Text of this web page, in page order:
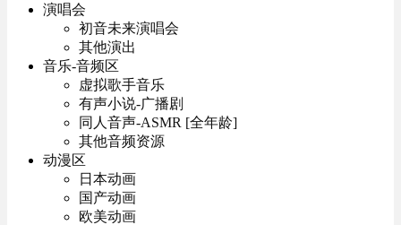
演唱会
初音未来演唱会
其他演出
音乐-音频区
虚拟歌手音乐
有声小说-广播剧
同人音声-ASMR [全年龄]
其他音频资源
动漫区
日本动画
国产动画
欧美动画